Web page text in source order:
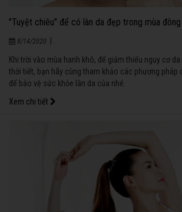
"Tuyệt chiêu" để có làn da đẹp trong mùa đông
8/14/2020 |
Khi trời vào mùa hanh khô, để giảm thiểu nguy cơ
thời tiết, bạn hãy cùng tham khảo các phương pháp
để bảo vệ sức khỏe làn da của nhé.
Xem chi tiết